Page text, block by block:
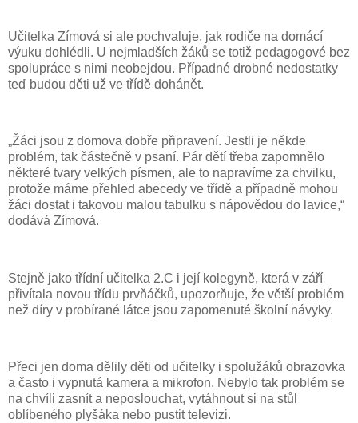
Učitelka Zímová si ale pochvaluje, jak rodiče na domácí
výuku dohlédli. U nejmladších žáků se totiž pedagogové bez
spolupráce s nimi neobejdou. Případné drobné nedostatky
teď budou děti už ve třídě dohánět.
„Žáci jsou z domova dobře připravení. Jestli je někde
problém, tak částečně v psaní. Pár dětí třeba zapomnělo
některé tvary velkých písmen, ale to napravíme za chvilku,
protože máme přehled abecedy ve třídě a případně mohou
žáci dostat i takovou malou tabulku s nápovědou do lavice,“
dodává Zímová.
Stejně jako třídní učitelka 2.C i její kolegyně, která v září
přivítala novou třídu prvňáčků, upozorňuje, že větší problém
než díry v probírané látce jsou zapomenuté školní návyky.
Přeci jen doma dělily děti od učitelky i spolužáků obrazovka
a často i vypnutá kamera a mikrofon. Nebylo tak problém se
na chvíli zasnít a neposlouchat, vytáhnout si na stůl
oblíbeného plyšáka nebo pustit televizi.